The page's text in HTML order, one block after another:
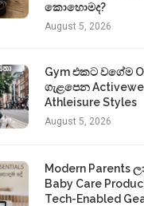
කොහොමද?
August 5, 2026
Gym එකට වගේම
ගැළපෙන
Athleisure Styles
August 5, 2026
Modern Parents
Baby Care
Tech-Enabled